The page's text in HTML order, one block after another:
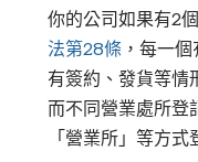
你的公司如果有2
法第28條 ，每一
有簽約、發貨等情
而不同營業處所登
「營業所」等方式